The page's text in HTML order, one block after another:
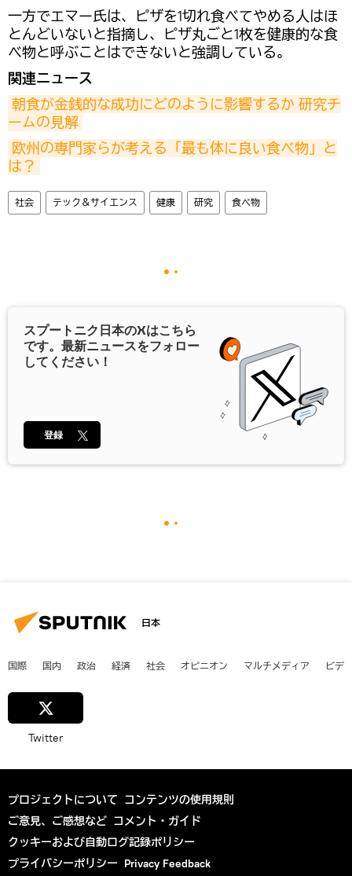
一方でエマー氏は、ピザを1切れ食べてやめる人はほ
とんどいないと指摘し、ピザ丸ごと1枚を健康的な食
べ物と呼ぶことはできないと強調している。
関連ニュース
朝食が金銭的な成功にどのように影響するか 研究チ
ームの見解
欧州の専門家らが考える「最も体に良い食べ物」と
は？
社会 テック＆サイエンス 健康 研究 食べ物
スプートニク日本のXはこちら
です。最新ニュースをフォロー
してください！
登録
日本
国際 国内 政治 経済 社会 オピニオン マルチメディア ビデ
Twitter
プロジェクトについて コンテンツの使用規則
ご意見、ご感想など コメント・ガイド
クッキーおよび自動ログ記録ポリシー
プライバシーポリシー Privacy Feedback